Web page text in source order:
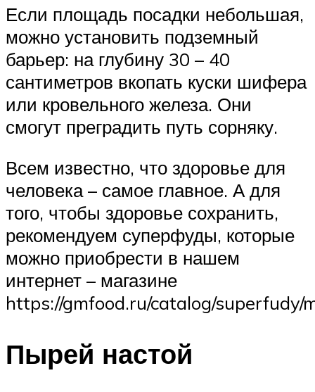
Если площадь посадки небольшая,
можно установить подземный
барьер: на глубину 30 – 40
сантиметров вкопать куски шифера
или кровельного железа. Они
смогут преградить путь сорняку.
Всем известно, что здоровье для
человека – самое главное. А для
того, чтобы здоровье сохранить,
рекомендуем суперфуды, которые
можно приобрести в нашем
интернет – магазине
https://gmfood.ru/catalog/
Пырей настой